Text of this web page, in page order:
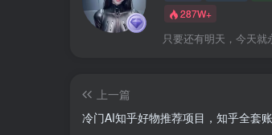
287W+
只要还有明天，今天就
上一篇
冷门AI知乎好物推荐项目，知乎全套